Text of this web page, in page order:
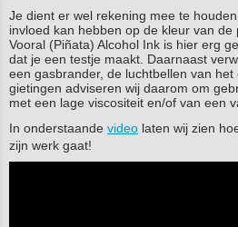
Je dient er wel rekening mee te
invloed kan hebben op de kleur van de
Vooral (Piñata) Alcohol Ink is hier erg
dat je een testje maakt. Daarnaast
een gasbrander, de luchtbellen van
gietingen adviseren wij daarom om
met een lage viscositeit en/of van een
In onderstaande video laten wij zien
zijn werk gaat!